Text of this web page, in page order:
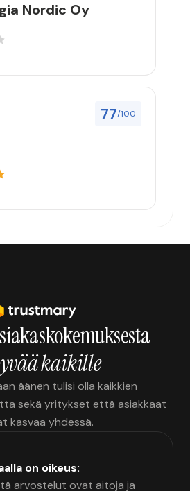
Nordic Oy
77/100
kaikille
äänen tulisi olla kaikkien
sekä yritykset että asiakkaat
kasvaa yhdessä.
on oikeus:
arvostelut ovat aitoja ja